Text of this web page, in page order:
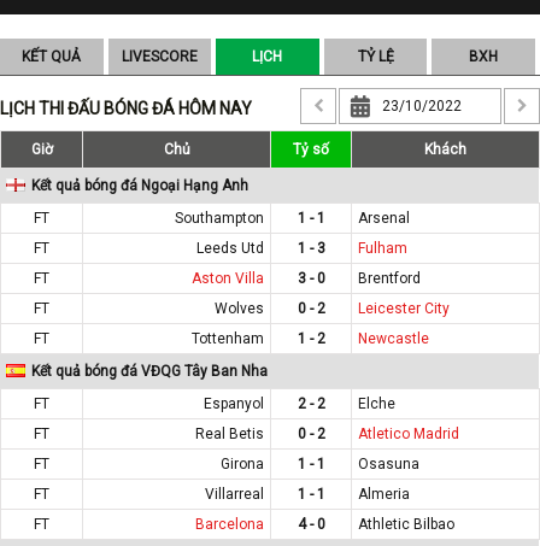
KẾT QUẢ LIVESCORE LỊCH TỶ LỆ BXH
LỊCH THI ĐẤU BÓNG ĐÁ HÔM NAY
Giờ Chủ Tỷ số Khách
Kết quả bóng đá Ngoại Hạng Anh
FT
Southampton 1 - 1
Arsenal
FT
Leeds Utd 1 - 3
Fulham
FT
Aston Villa 3 - 0
Brentford
FT
Wolves 0 - 2
Leicester City
FT
Tottenham 1 - 2
Newcastle
Kết quả bóng đá VĐQG Tây Ban Nha
FT
Espanyol 2 - 2
Elche
FT
Real Betis 0 - 2
Atletico Madrid
FT
Girona 1 - 1
Osasuna
FT
Villarreal 1 - 1
Almeria
FT
Barcelona 4 - 0
Athletic Bilbao